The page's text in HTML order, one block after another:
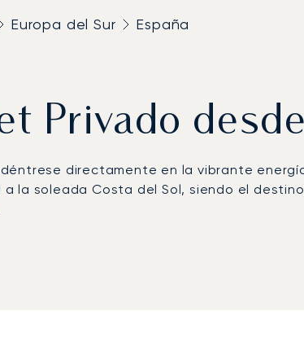
Europa del Sur España
Privado
directamente en la vibrante
la soleada Costa del Sol, siendo el
a su agenda, ofreciéndole total